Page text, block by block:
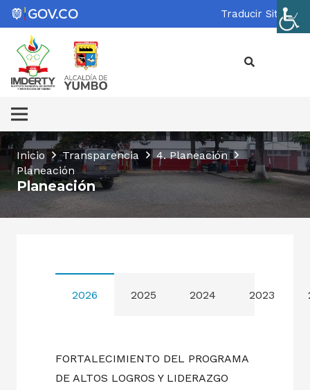
Traducir Sitio
Inicio Transparencia
4. Planeación
Planeación
Planeación
2026 2025 2024 2023
FORTALECIMIENTO DEL PROGRAMA
DE ALTOS LOGROS Y LIDERAZGO